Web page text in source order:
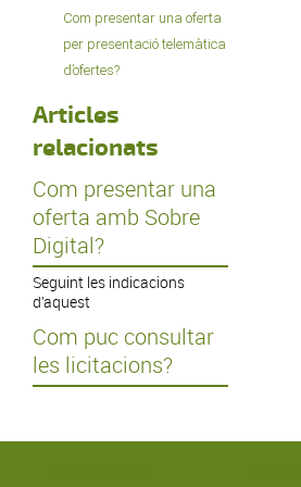
Com presentar una oferta
per presentació telemàtica
d’ofertes?
Articles
relacionats
Com presentar una
oferta amb Sobre
Digital?
Seguint les indicacions
d’aquest
Com puc consultar
les licitacions?